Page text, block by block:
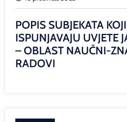
POPIS SUBJEKATA
ISPUNJAVAJU UVJETE
– OBLAST NAUČNI-
RADOVI